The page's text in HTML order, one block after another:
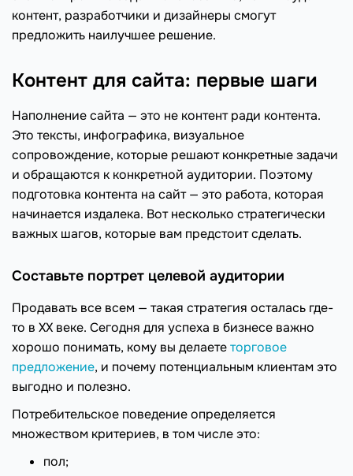
контент, разработчики и дизайнеры смогут
предложить наилучшее решение.
Контент для сайта: первые шаги
Наполнение сайта — это не контент ради контента.
Это тексты, инфографика, визуальное
сопровождение, которые решают конкретные задачи
и обращаются к конкретной аудитории. Поэтому
подготовка контента на сайт — это работа, которая
начинается издалека. Вот несколько стратегически
важных шагов, которые вам предстоит сделать.
Составьте портрет целевой аудитории
Продавать все всем — такая стратегия осталась где-
то в ХХ веке. Сегодня для успеха в бизнесе важно
хорошо понимать, кому вы делаететорговое
предложение, и почему потенциальным клиентам это
выгодно и полезно.
Потребительское поведение определяется
множеством критериев, в том числе это:
пол;